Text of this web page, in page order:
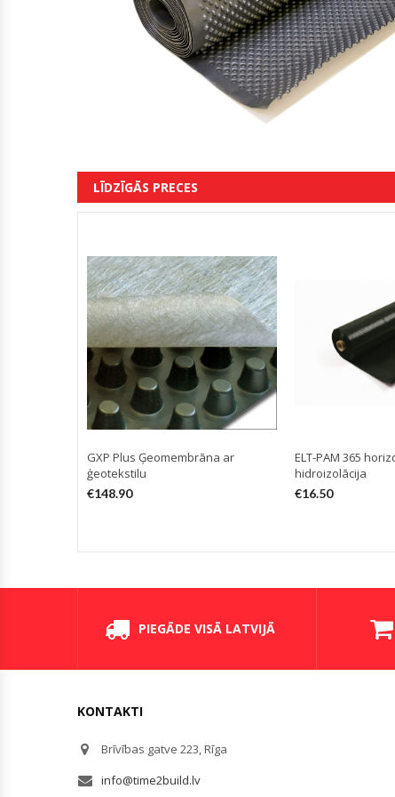
LĪDZĪGĀS PRECES
GXP Plus Ģeomembrāna ar
ģeotekstilu
€148.90
ELT-PAM 365
hidroizolācija
€16.50
PIEGĀDE VISĀ LATVIJĀ
KONTAKTI
Brīvības gatve 223, Rīga
info@time2build.lv